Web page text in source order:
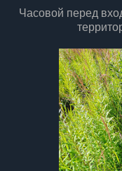
Часовой перед